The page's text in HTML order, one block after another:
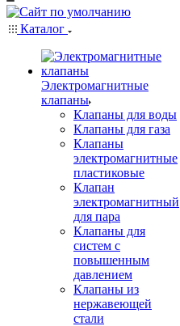
Каталог
Электромагнитные
клапаны
Клапаны для воды
Клапаны для газа
Клапаны
электромагнитные
пластиковые
Клапан
электромагнитный
для пара
Клапаны для
систем с
повышенным
давлением
Клапаны из
нержавеющей
стали